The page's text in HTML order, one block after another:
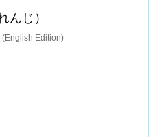
んじ）
(English Edition)